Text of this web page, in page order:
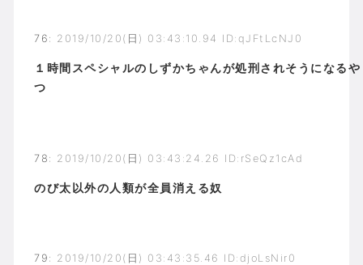
76 : 2019/10/20(日) 03:43:10.94 ID:qJFtLcNJ0
１時間スペシャルのしずかちゃんが処刑されそうになるや
つ
78 : 2019/10/20(日) 03:43:24.26 ID:rSeQz1cAd
のび太以外の人類が全員消える奴
79 : 2019/10/20(日) 03:43:35.46 ID:djoLsNir0